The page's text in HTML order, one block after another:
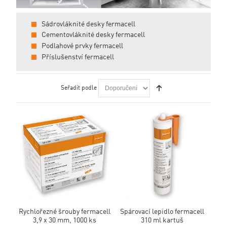
Sádrovláknité desky fermacell
Cementovláknité desky fermacell
Podlahové prvky fermacell
Příslušenství fermacell
Seřadit podle
Rychlořezné šrouby fermacell
3,9 x 30 mm, 1000 ks
Spárovací lepidlo fermacell
310 ml kartuš